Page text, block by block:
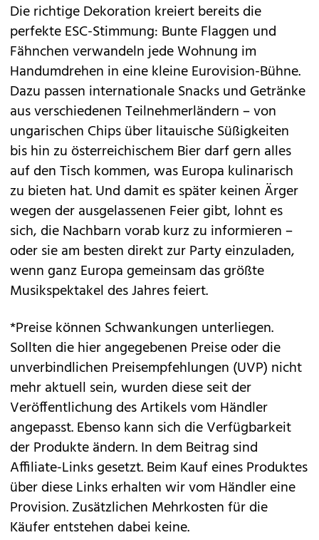
Die richtige Dekoration kreiert bereits die
perfekte ESC-Stimmung: Bunte Flaggen und
Fähnchen verwandeln jede Wohnung im
Handumdrehen in eine kleine Eurovision-Bühne.
Dazu passen internationale Snacks und Getränke
aus verschiedenen Teilnehmerländern – von
ungarischen Chips über litauische Süßigkeiten
bis hin zu österreichischem Bier darf gern alles
auf den Tisch kommen, was Europa kulinarisch
zu bieten hat. Und damit es später keinen Ärger
wegen der ausgelassenen Feier gibt, lohnt es
sich, die Nachbarn vorab kurz zu informieren –
oder sie am besten direkt zur Party einzuladen,
wenn ganz Europa gemeinsam das größte
Musikspektakel des Jahres feiert.
*Preise können Schwankungen unterliegen.
Sollten die hier angegebenen Preise oder die
unverbindlichen Preisempfehlungen (UVP) nicht
mehr aktuell sein, wurden diese seit der
Veröffentlichung des Artikels vom Händler
angepasst. Ebenso kann sich die Verfügbarkeit
der Produkte ändern. In dem Beitrag sind
Affiliate-Links gesetzt. Beim Kauf eines Produktes
über diese Links erhalten wir vom Händler eine
Provision. Zusätzlichen Mehrkosten für die
Käufer entstehen dabei keine.